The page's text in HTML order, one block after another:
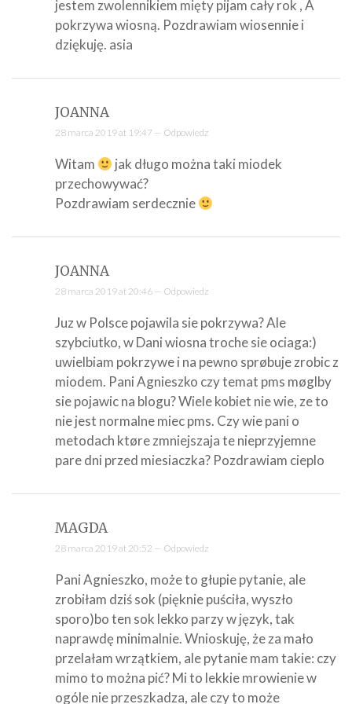
jestem zwolennikiem mięty pijam cały rok , A
pokrzywa wiosną. Pozdrawiam wiosennie i
dziękuję. asia
JOANNA
28 marca 2019 at 19:47 — Odpowiedz
Witam
jak długo można taki miodek
przechowywać?
Pozdrawiam serdecznie
JOANNA
28 marca 2019 at 20:46 — Odpowiedz
Juz w Polsce pojawila sie pokrzywa? Ale
szybciutko, w Dani wiosna troche sie ociaga:)
uwielbiam pokrzywe i na pewno sprøbuje zrobic z
miodem. Pani Agnieszko czy temat pms møglby
sie pojawic na blogu? Wiele kobiet nie wie, ze to
nie jest normalne miec pms. Czy wie pani o
metodach ktøre zmniejszaja te nieprzyjemne
pare dni przed miesiaczka? Pozdrawiam cieplo
MAGDA
28 marca 2019 at 20:52 — Odpowiedz
Pani Agnieszko, może to głupie pytanie, ale
zrobiłam dziś sok (pięknie puściła, wyszło
sporo)bo ten sok lekko parzy w język, tak
naprawdę minimalnie. Wnioskuję, że za mało
przelałam wrzątkiem, ale pytanie mam takie: czy
mimo to można pić? Mi to lekkie mrowienie w
ogóle nie przeszkadza, ale czy to może